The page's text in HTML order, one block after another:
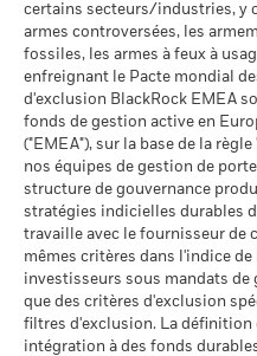
dans le calcul.
Les chiffres indiqués se
passées.Les performances
fiable des performances
évoluer très différemment.
façon dont le fonds a été géré
La performance est indiquée
d’inventaire (VNI), avec le
Le rendement de votre
diminuer en raison des
investissement est effectué
utilisée dans le calcul des
Blackrock
Classification mondiale des
fonds selon Lipper
au 17/juil./2026
Moyenne pondérée de
l'intensité carbone MSCI
(tonnes de CO2e/M$ de
ventes)
au 17/juil./2026
% des avoirs à l'égard
desquels des données ESG
au 17/juil./2026
Pointage de qualité ESG
MSCI - centile par rapport aux
pairs
MSCI - Sables bitumineux
au 30/juin/2026
Données sur la
participation aux secteurs
d'activité
au 30/juin/2026
Pourcentage des avoirs du
fonds à l'égard desquels
des données ne sont pas
disponibles
au 30/juin/2026
BlackRock Global
- France)
BlackRock
(English)
BlackRock Global
-
BlackRock
Addendum
certains secteurs/industries, y
armes controversées, les
fossiles, les armes à feux à
enfreignant le Pacte mondial
d'exclusion BlackRock EMEA
fonds de gestion active en
("EMEA"), sur la base de la
nos équipes de gestion de
structure de gouvernance
stratégies indicielles durables
travaille avec le fournisseur de
mêmes critères dans l'indice
investisseurs sous mandats de
que des critères d'exclusion
filtres d'exclusion. La définition
intégration à des fonds